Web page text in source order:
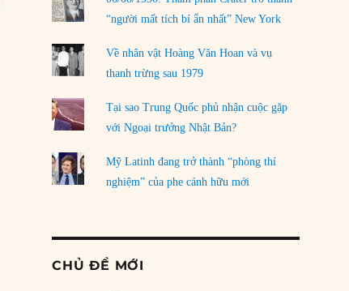
“người mất tích bí ẩn nhất” New York
Về nhân vật Hoàng Văn Hoan và vụ
thanh trừng sau 1979
Tại sao Trung Quốc phủ nhận cuộc gặp
với Ngoại trưởng Nhật Bản?
Mỹ Latinh đang trở thành “phòng thí
nghiệm” của phe cánh hữu mới
CHỦ ĐỀ MỚI